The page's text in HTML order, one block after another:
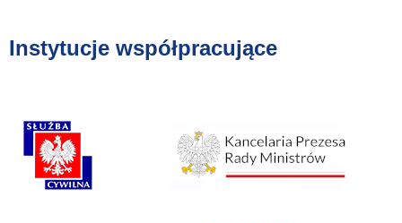
Instytucje współpracujące